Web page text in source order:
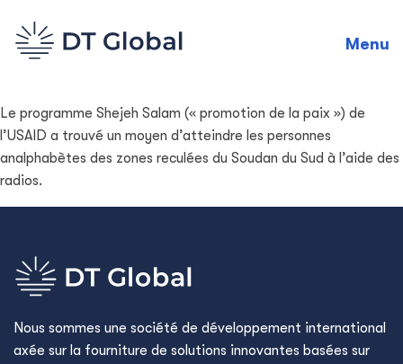
Menu
Le programme Shejeh Salam (« promotion de la paix ») de
l’USAID a trouvé un moyen d’atteindre les personnes
analphabètes des zones reculées du Soudan du Sud à l’aide des
radios.
Nous sommes une société de développement international
axée sur la fourniture de solutions innovantes basées sur